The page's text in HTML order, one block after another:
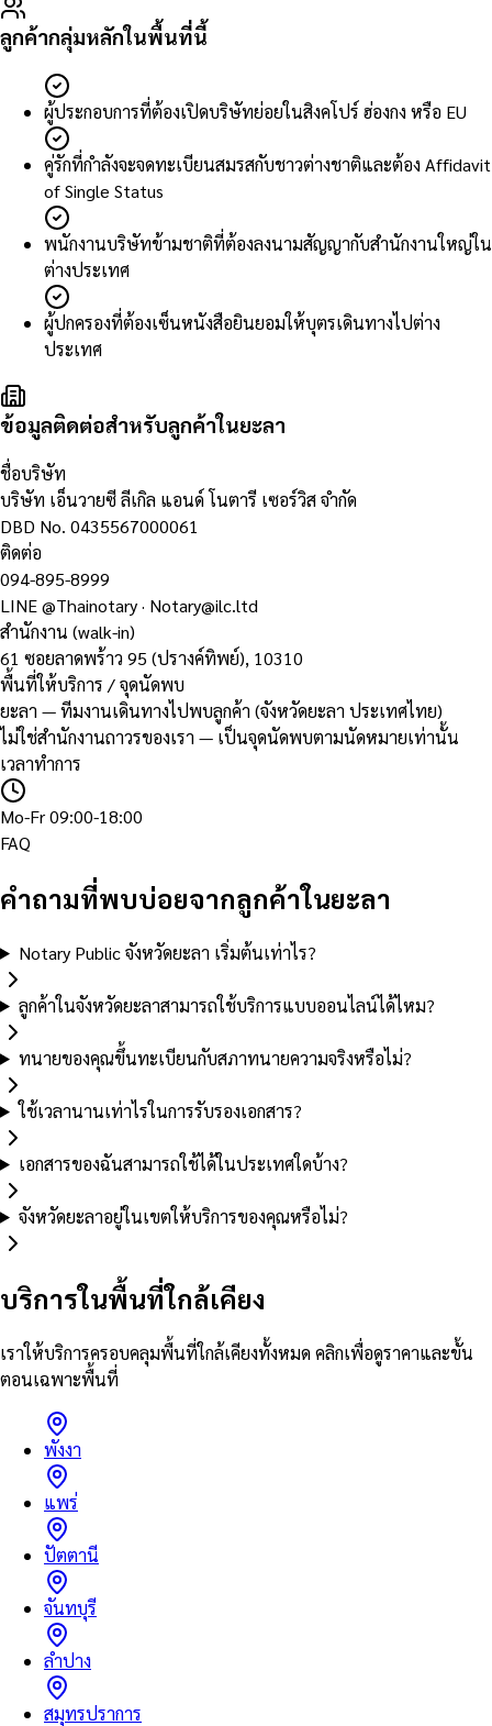
ลูกค้ากลุ่มหลักในพื้นที่นี้
ผู้ประกอบการที่ต้องเปิดบริษัทย่อยในสิงคโปร์ ฮ่องกง หรือ EU
คู่รักที่กำลังจะจดทะเบียนสมรสกับชาวต่างชาติและต้อง Affidavit
of Single Status
พนักงานบริษัทข้ามชาติที่ต้องลงนามสัญญากับสำนักงานใหญ่ใน
ต่างประเทศ
ผู้ปกครองที่ต้องเซ็นหนังสือยินยอมให้บุตรเดินทางไปต่าง
ประเทศ
ข้อมูลติดต่อสำหรับลูกค้าในยะลา
ชื่อบริษัท
บริษัท เอ็นวายซี ลีเกิล แอนด์ โนตารี เซอร์วิส จำกัด
DBD No. 0435567000061
ติดต่อ
094-895-8999
LINE@Thainotary· Notary@ilc.ltd
สำนักงาน (walk-in)
61 ซอยลาดพร้าว 95 (ปรางค์ทิพย์), 10310
พื้นที่ให้บริการ / จุดนัดพบ
ยะลา — ทีมงานเดินทางไปพบลูกค้า (จังหวัดยะลา ประเทศไทย)
ไม่ใช่สำนักงานถาวรของเรา — เป็นจุดนัดพบตามนัดหมายเท่านั้น
เวลาทำการ
Mo-Fr 09:00-18:00
FAQ
คำถามที่พบบ่อยจากลูกค้าในยะลา
Notary Public จังหวัดยะลา เริ่มต้นเท่าไร?
ลูกค้าในจังหวัดยะลาสามารถใช้บริการแบบออนไลน์ได้ไหม?
ทนายของคุณขึ้นทะเบียนกับสภาทนายความจริงหรือไม่?
ใช้เวลานานเท่าไรในการรับรองเอกสาร?
เอกสารของฉันสามารถใช้ได้ในประเทศใดบ้าง?
จังหวัดยะลาอยู่ในเขตให้บริการของคุณหรือไม่?
บริการในพื้นที่ใกล้เคียง
เราให้บริการครอบคลุมพื้นที่ใกล้เคียงทั้งหมด คลิกเพื่อดูราคาและขั้น
ตอนเฉพาะพื้นที่
พังงา
แพร่
ปัตตานี
จันทบุรี
ลำปาง
สมุทรปราการ